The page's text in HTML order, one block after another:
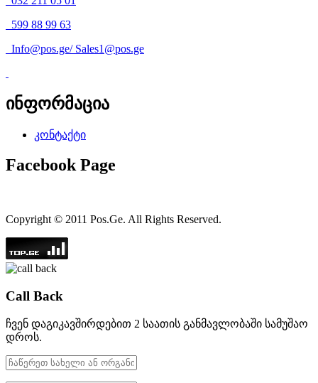
599 88 99 63
Info@pos.ge/ Sales1@pos.ge
ინფორმაცია
კონტაქტი
Facebook Page
Copyright © 2011 Pos.Ge. All Rights Reserved.
Call Back
ჩვენ დაგიკავშირდებით 2 საათის განმავლობაში სამუშაო
დროს.